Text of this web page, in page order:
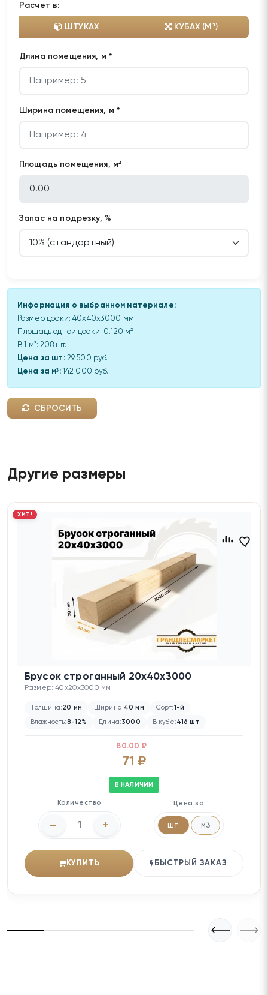
Расчет в:
ШТУКАХ КУБАХ (М³)
Длина помещения, м *
Ширина помещения, м *
Площадь помещения, м²
Запас на подрезку, %
Информация о выбранном материале:
Размер доски:40x40x3000 мм
Площадь одной доски: 0.120 м²
В 1 м³:208шт.
Цена за шт:29 500 руб.
Цена за м³:142 000 руб.
СБРОСИТЬ
Другие размеры
ХИТ!
Брусок строганный 20х40х3000
Размер: 40x20x3000 мм
Толщина:20 мм Ширина:40 мм Сорт:1-й
Влажность:8-12% Длина:3000 В кубе:416 шт
80.00 ₽
71 ₽
В НАЛИЧИИ
Количество
– +
Цена за
шт м3
КУПИТЬ БЫСТРЫЙ ЗАКАЗ